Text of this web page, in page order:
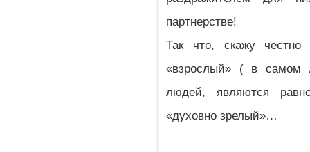
партнерстве!
Так что, скажу честно
«взрослый» ( в самом
людей, являются
«духовно зрелый»…